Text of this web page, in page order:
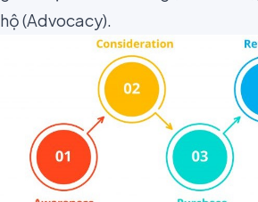
hộ (Advocacy).